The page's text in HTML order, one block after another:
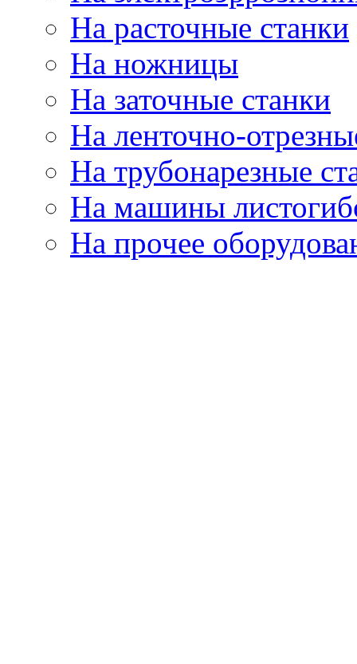
На расточные станки
На ножницы
На заточные станки
На ленточно-
На трубонарезные
На машины
На прочее